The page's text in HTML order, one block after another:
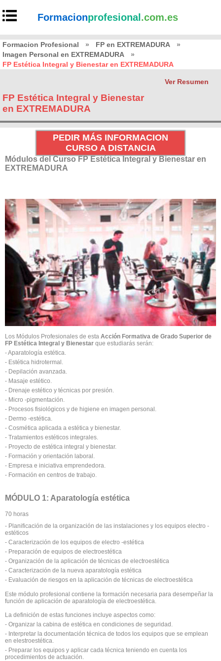
Formacionprofesional .com.es
Formacion Profesional » FP en EXTREMADURA
»
Imagen Personal en EXTREMADURA
»
FP Estética Integral y Bienestar en EXTREMADURA
Ver Resumen
FP Estética Integral y Bienestar
en EXTREMADURA
PEDIR MÁS INFORMACION
CURSO A DISTANCIA
Módulos del Curso FP Estética Integral y Bienestar en
EXTREMADURA
Los Módulos Profesionales de esta Acción Formativa de Grado Superior de
FP Estética Integral y Bienestar que estudiarás serán:
- Aparatología estética.
- Estética hidrotermal.
- Depilación avanzada.
- Masaje estético.
- Drenaje estético y técnicas por presión.
- Micro -pigmentación.
- Procesos fisiológicos y de higiene en imagen personal.
- Dermo -estética.
- Cosmética aplicada a estética y bienestar.
- Tratamientos estéticos integrales.
- Proyecto de estética integral y bienestar.
- Formación y orientación laboral.
- Empresa e iniciativa emprendedora.
- Formación en centros de trabajo.
MÓDULO 1: Aparatología estética
70 horas
- Planificación de la organización de las instalaciones y los equipos electro -
estéticos
- Caracterización de los equipos de electro -estética
- Preparación de equipos de electroestética
- Organización de la aplicación de técnicas de electroestética
- Caracterización de la nueva aparatología estética
- Evaluación de riesgos en la aplicación de técnicas de electroestética
Este módulo profesional contiene la formación necesaria para desempeñar la
función de aplicación de aparatología de electroestética.
La definición de estas funciones incluye aspectos como:
- Organizar la cabina de estética en condiciones de seguridad.
- Interpretar la documentación técnica de todos los equipos que se emplean
en elestroestética.
- Preparar los equipos y aplicar cada técnica teniendo en cuenta los
procedimientos de actuación.